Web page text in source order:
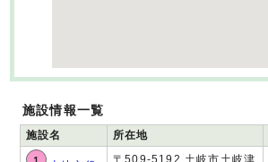
施設情報一覧
施設名 所在地
〒509-5192 土岐市土岐津